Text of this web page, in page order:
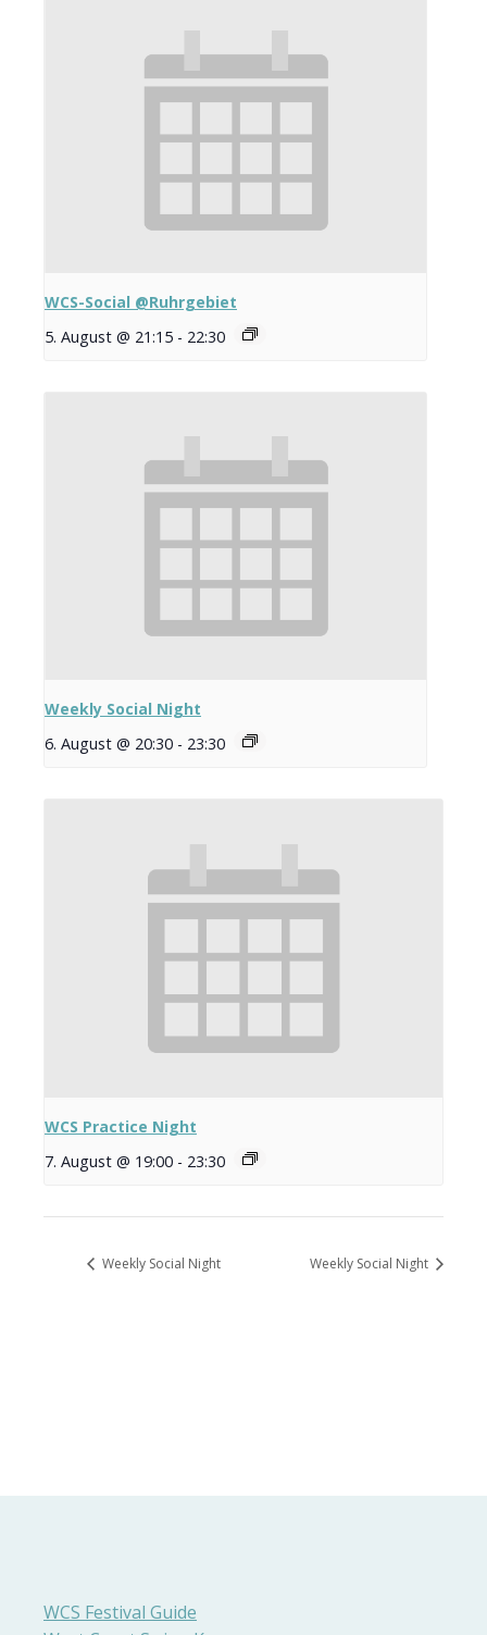
WCS-Social @Ruhrgebiet
5. August @ 21:15 - 22:30
Weekly Social Night
6. August @ 20:30 - 23:30
WCS Practice Night
7. August @ 19:00 - 23:30
Weekly Social Night Weekly Social Night
WCS Festival Guide